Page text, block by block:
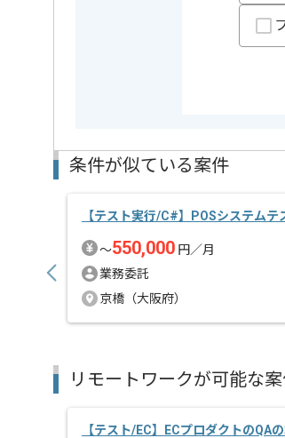
社内の雰囲気は良好で、気軽に質
休憩時間も自由なので、ご自身
また自社システム開発に携わりた
条件が似ている案件
【テスト実行/C#】POSシステム
〜550,000 円／月
業務委託
京橋（大阪府）
リモートワークが可能な
【テスト/EC】ECプロダクトのQA